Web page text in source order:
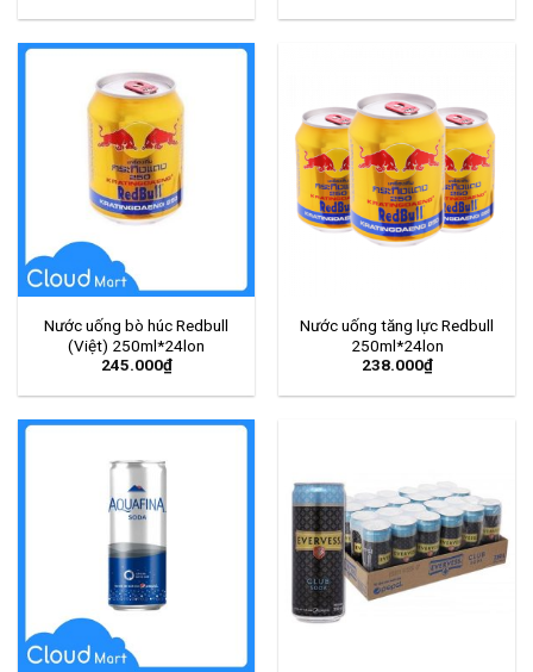
Nước uống bò húc Redbull
(Việt) 250ml*24lon
245.000₫
Nước uống tăng lực Redbull
250ml*24lon
238.000₫